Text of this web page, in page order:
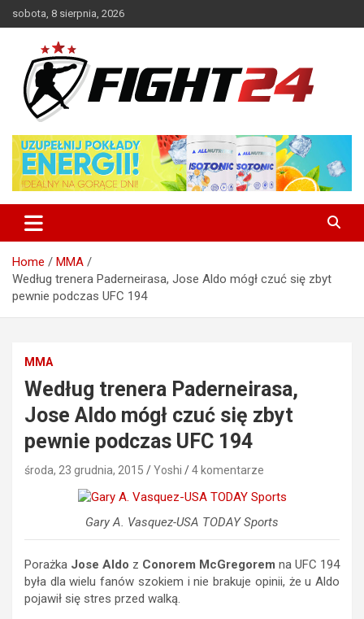
to
sobota, 8 sierpnia, 2026
FIGHT24.PL – MMA i K-1, UFC
Home
MMA
Według trenera Paderneirasa, Jose Aldo mógł czuć się zbyt
pewnie podczas UFC 194
MMA
Według trenera Paderneirasa,
Jose Aldo mógł czuć się zbyt
pewnie podczas UFC 194
środa, 23 grudnia, 2015 Yoshi 4 komentarze
Gary A. Vasquez-USA TODAY Sports
Porażka Jose Aldo z Conorem McGregorem na UFC 194
była dla wielu fanów szokiem i nie brakuje opinii, że u Aldo
pojawił się stres przed walką.